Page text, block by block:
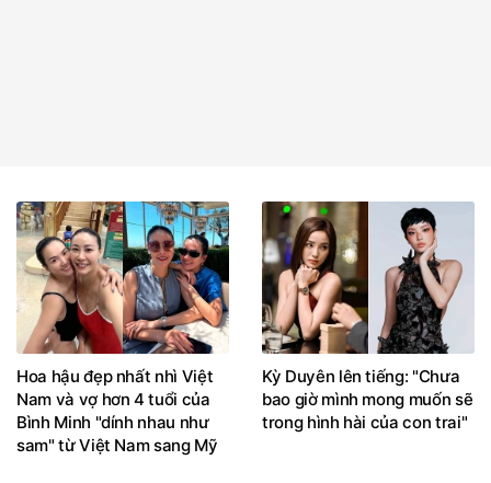
Hoa hậu đẹp nhất nhì Việt
Nam và vợ hơn 4 tuổi của
Bình Minh "dính nhau như
sam" từ Việt Nam sang Mỹ
Kỳ Duyên lên tiếng: "Chưa
bao giờ mình mong muốn sẽ
trong hình hài của con trai"